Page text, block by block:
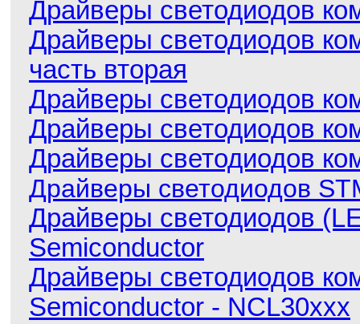
Драйверы светодиодов
Драйверы светодиодов
часть вторая
Драйверы светодиодов
Драйверы светодиодов
Драйверы светодиодов
Драйверы светодиодов
Драйверы светодиодов
Semiconductor
Драйверы светодиодов
Semiconductor - NCL30xxx